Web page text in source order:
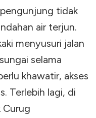
tidak
air terjun.
menyusuri jalan
selama
khawatir, akses
Terlebih lagi, di
Curug